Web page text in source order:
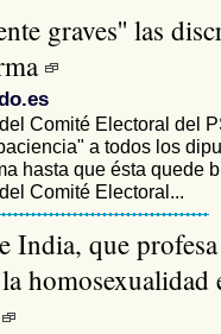
graves'' las
Comité Electoral del
a todos los
hasta que ésta quede
Comité Electoral...
India, que
homosexualidad